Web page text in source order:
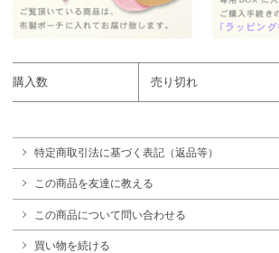
購入数 売り切れ
特定商取引法に基づく表記（返品等）
この商品を友達に教える
この商品について問い合わせる
買い物を続ける